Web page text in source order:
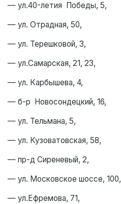
— ул.40-летия Победы, 5,
— ул. Отрадная, 50,
— ул. Терешковой, 3,
— ул.Самарская, 21, 23,
— ул. Карбышева, 4,
— б-р Новосондецкий, 16,
— ул. Тельмана, 5,
— ул. Кузоватовская, 58,
— пр-д Сиреневый, 2,
— ул. Московское шоссе, 100,
— ул.Ефремова, 71,